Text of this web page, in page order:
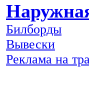
Билборды
Вывески
Реклама на